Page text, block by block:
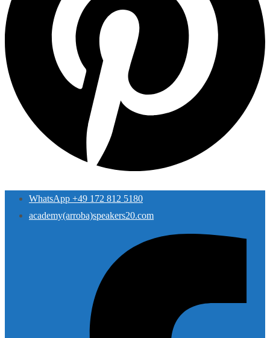
WhatsApp +49 172 812 5180
academy(arroba)speakers20.com